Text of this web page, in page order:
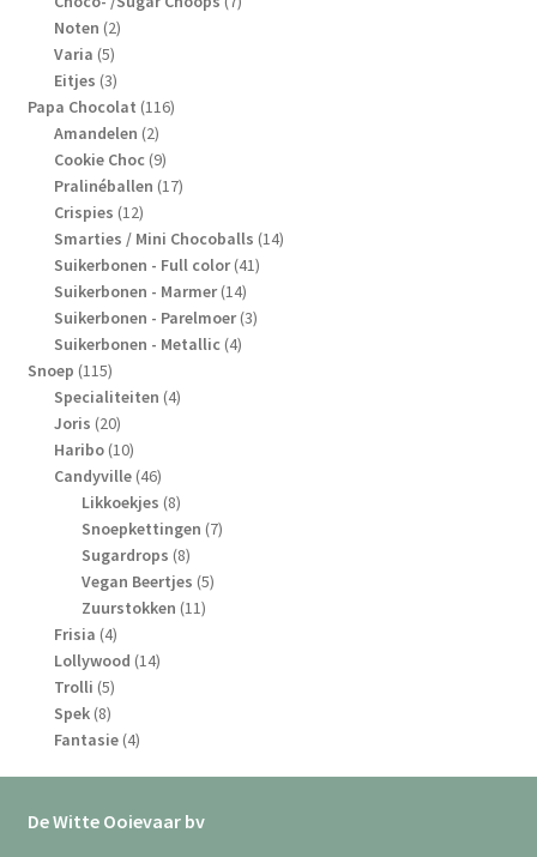
Noten 22
Varia 55
producten
Eitjes 33
producten
Papa Chocolat 116116
Amandelen 22
producten
Cookie Choc 99
producten
Pralinéballen 1717
Crispies 1212
producten
Smarties / Mini Chocoballs 1414
Suikerbonen - Full color 4141
Suikerbonen - Marmer 1414
producten
Suikerbonen - Parelmoer 33
Suikerbonen - Metallic 44
Snoep 115115
producten
Specialiteiten 44
Joris 2020
producten
Haribo 1010
producten
Candyville 4646
producten
Likkoekjes 88
producten
Snoepkettingen 77
Sugardrops 88
producten
Vegan Beertjes 55
Zuurstokken 1111
Frisia 44
producten
Lollywood 1414
Trolli 55
producten
Spek 88
producten
Fantasie 44
De Witte Ooievaar bv